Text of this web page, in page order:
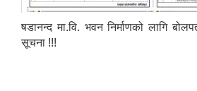
षडानन्द मा.वि. भवन निर्माणको लागि
सूचना !!!